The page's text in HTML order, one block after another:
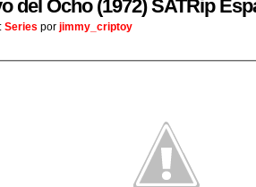
del Ocho (1972) SATRip
Series por jimmy_criptoy